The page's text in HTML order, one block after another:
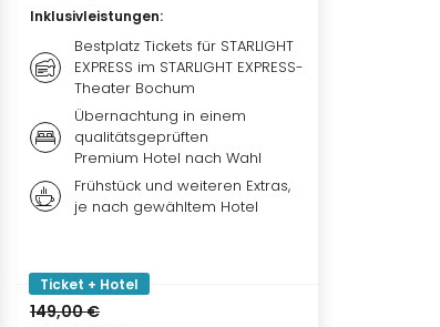
Inklusivleistungen:
Bestplatz Tickets für STARLIGHT
EXPRESS im STARLIGHT EXPRESS-
Theater Bochum
Übernachtung in einem
qualitätsgeprüften
Premium Hotel nach Wahl
Frühstück und weiteren Extras,
je nach gewähltem Hotel
Ticket + Hotel
149,00 €